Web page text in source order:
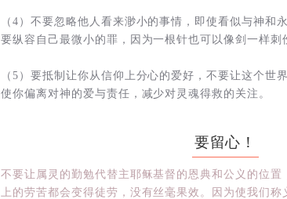
（4）不要忽略他人看来渺小的事情，即使看似与神和
要纵容自己最微小的罪，因为一根针也可以像剑一样刺
（5）要抵制让你从信仰上分心的爱好，不要让这个世
使你偏离对神的爱与责任，减少对灵魂得救的关注。
要留心！
不要让属灵的勤勉代替主耶稣基督的恩典和公义的位
上的劳苦都会变得徒劳，没有丝毫果效。因为使我们